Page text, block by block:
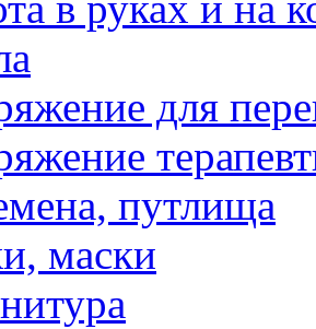
для
путлища
маски